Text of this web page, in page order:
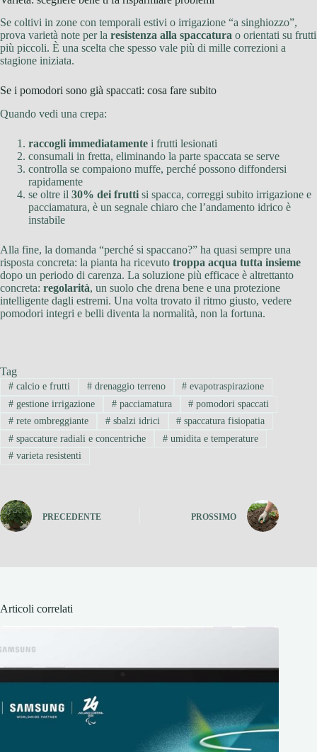
Se coltivi in zone con temporali estivi o irrigazione “a singhiozzo”,
prova varietà note per la resistenza alla spaccatura o orientati su frutti
più piccoli. È una scelta che spesso vale più di mille correzioni a
stagione iniziata.
Se i pomodori sono già spaccati: cosa fare subito
Quando vedi una crepa:
raccogli immediatamente i frutti lesionati
consumali in fretta, eliminando la parte spaccata se serve
controlla se compaiono muffe, perché possono diffondersi
rapidamente
se oltre il 30% dei frutti si spacca, correggi subito irrigazione e
pacciamatura, è un segnale chiaro che l’andamento idrico è
instabile
Alla fine, la domanda “perché si spaccano?” ha quasi sempre una
risposta concreta: la pianta ha ricevuto troppa acqua tutta insieme
dopo un periodo di carenza. La soluzione più efficace è altrettanto
concreta: regolarità, un suolo che drena bene e una protezione
intelligente dagli estremi. Una volta trovato il ritmo giusto, vedere
pomodori integri e belli diventa la normalità, non la fortuna.
Tag
#calcio e frutti #drenaggio terreno # evapotraspirazione
#gestione irrigazione #pacciamatura # pomodori spaccati
#rete ombreggiante #sbalzi idrici # spaccatura fisiopatia
#spaccature radiali e concentriche #umidita e temperature
#varieta resistenti
PRECEDENTE PROSSIMO
Articoli correlati